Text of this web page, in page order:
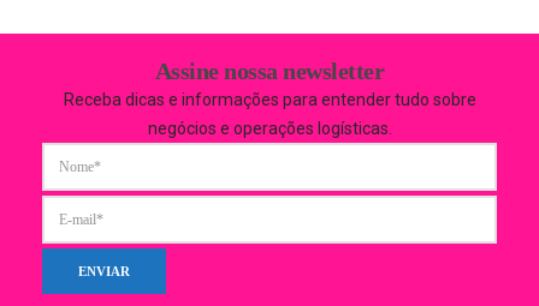
Assine nossa newsletter
Receba dicas e informações para entender tudo sobre
negócios e operações logísticas.